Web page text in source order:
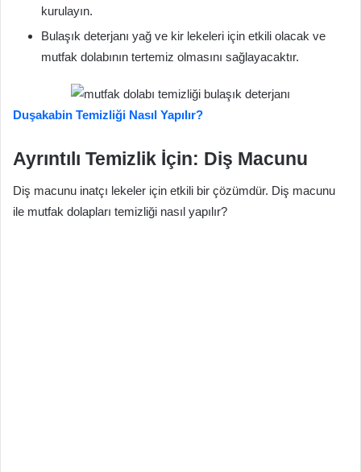
kurulayın.
Bulaşık deterjanı yağ ve kir lekeleri için etkili olacak ve
mutfak dolabının tertemiz olmasını sağlayacaktır.
Duşakabin Temizliği Nasıl Yapılır?
Ayrıntılı Temizlik İçin: Diş Macunu
Diş macunu inatçı lekeler için etkili bir çözümdür. Diş macunu
ile mutfak dolapları temizliği nasıl yapılır?